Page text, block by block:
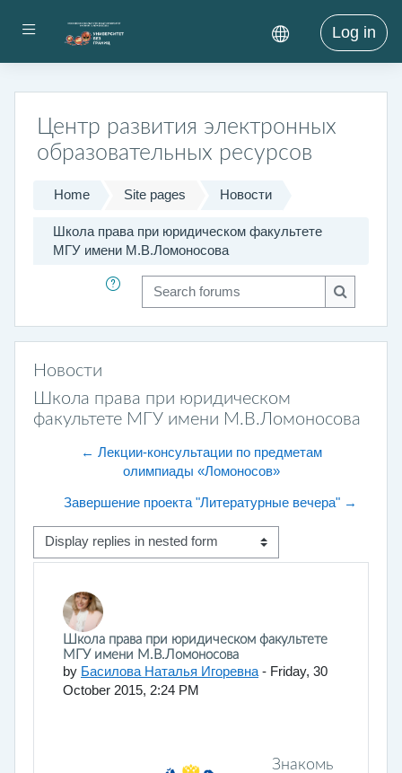
Side panel Log in
Центр развития электронных
образовательных ресурсов
Home Site pages Новости
Школа права при юридическом факультете
МГУ имени М.В.Ломоносова
Search forums
Search
Новости
Школа права при юридическом
факультете МГУ имени М.В.Ломоносова
← Лекции-консультации по предметам
олимпиады «Ломоносов»
Завершение проекта "Литературные вечера" →
Display mode
Школа права при юридическом факультете
МГУ имени М.В.Ломоносова
by Басилова Наталья Игоревна - Friday, 30
October 2015, 2:24 PM
Number of replies: 0
Знакомь